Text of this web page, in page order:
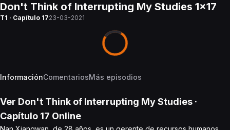
Don't Think of Interrupting My Studies 1x17
T1 · Capítulo 1723-03-2021
InformaciónComentariosMás episodios
Ver Don't Think of Interrupting My Studies ·
Capítulo 17 Online